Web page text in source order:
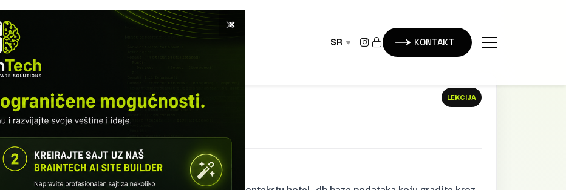
POČETNA USLUGE KURSEVI
ISTAKNUTI RADOVI
SR KONTAKT
MODUL 2 – MODELOVANJE BAZE
LEKCIJA
Kandidatski ključ
Kandidatski ključ u hotel_db
×